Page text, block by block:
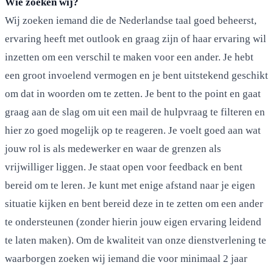
Wij zoeken iemand die de Nederlandse taal goed beheerst,
ervaring heeft met outlook en graag zijn of haar ervaring wil
inzetten om een verschil te maken voor een ander. Je hebt
een groot invoelend vermogen en je bent uitstekend geschikt
om dat in woorden om te zetten. Je bent to the point en gaat
graag aan de slag om uit een mail de hulpvraag te filteren en
hier zo goed mogelijk op te reageren. Je voelt goed aan wat
jouw rol is als medewerker en waar de grenzen als
vrijwilliger liggen. Je staat open voor feedback en bent
bereid om te leren. Je kunt met enige afstand naar je eigen
situatie kijken en bent bereid deze in te zetten om een ander
te ondersteunen (zonder hierin jouw eigen ervaring leidend
te laten maken). Om de kwaliteit van onze dienstverlening te
waarborgen zoeken wij iemand die voor minimaal 2 jaar